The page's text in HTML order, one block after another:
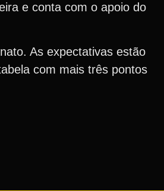
e conta com o apoio do
As expectativas estão
com mais três pontos